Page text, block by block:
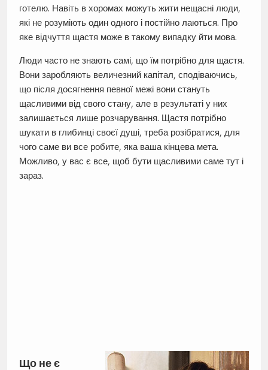
готелю. Навіть в хоромах можуть жити нещасні люди,
які не розуміють один одного і постійно лаються. Про
яке відчуття щастя може в такому випадку йти мова.
Люди часто не знають самі, що їм потрібно для щастя.
Вони заробляють величезний капітал, сподіваючись,
що після досягнення певної межі вони стануть
щасливими від свого стану, але в результаті у них
залишається лише розчарування. Щастя потрібно
шукати в глибинці своєї душі, треба розібратися, для
чого саме ви все робите, яка ваша кінцева мета.
Можливо, у вас є все, щоб бути щасливими саме тут і
зараз.
Що не є